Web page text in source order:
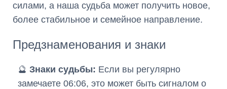
силами, а наша судьба может получить новое,
более стабильное и семейное направление.
Предзнаменования и знаки
🔮 Знаки судьбы: Если вы регулярно
замечаете 06:06, это может быть сигналом о